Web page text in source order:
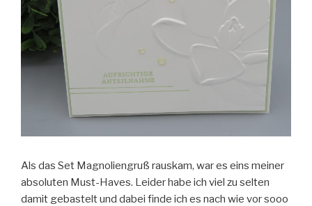
Als das Set Magnoliengruß rauskam, war es eins meiner
absoluten Must-Haves. Leider habe ich viel zu selten
damit gebastelt und dabei finde ich es nach wie vor sooo